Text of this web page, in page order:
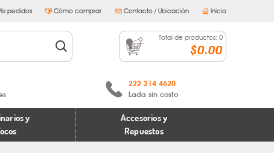
pedidos Cómo comprar Contacto / Ubicación Inicio
Total de productos: 0
$0.00
222 214 4620
Lada sin costo
y
Accesorios y
Repuestos